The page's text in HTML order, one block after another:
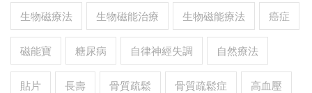
生物磁療法 生物磁能治療 生物磁能療法 癌症
磁能寶 糖尿病 自律神經失調 自然療法
貼片 長壽 骨質疏鬆 骨質疏鬆症 高血壓